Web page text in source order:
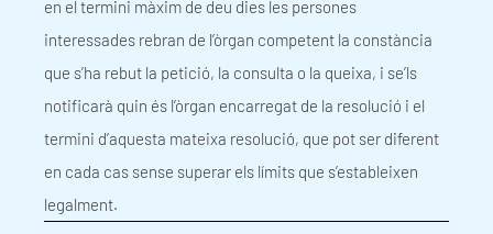
en el termini màxim de deu dies les persones
interessades rebran de l’òrgan competent la constància
que s’ha rebut la petició, la consulta o la queixa, i se’ls
notificarà quin és l’òrgan encarregat de la resolució i el
termini d’aquesta mateixa resolució, que pot ser diferent
en cada cas sense superar els límits que s’estableixen
legalment.